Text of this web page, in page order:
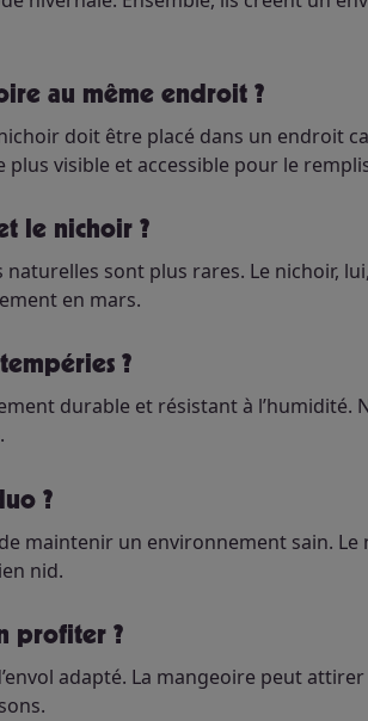
au même endroit ?
doit être placé dans un endroit
visible et accessible pour le
le nichoir ?
sont plus rares. Le nichoir,
en mars.
?
durable et résistant à l’humidité.
?
maintenir un environnement sain. Le
nid.
profiter ?
adapté. La mangeoire peut